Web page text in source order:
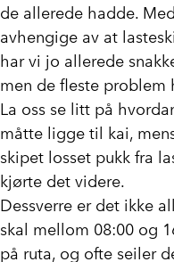
de allerede hadde.
avhengige av at
har vi jo allerede
men de fleste problem
La oss se litt på
måtte ligge til kai,
skipet losset pukk fra
kjørte det videre.
Dessverre er det ikke
skal mellom 08:00 og
på ruta, og ofte seiler